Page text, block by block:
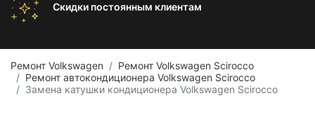
Скидки постоянным клиентам
Ремонт Volkswagen
Ремонт Volkswagen Scirocco
Ремонт автокондиционера Volkswagen Scirocco
Замена катушки кондиционера Volkswagen Scirocco